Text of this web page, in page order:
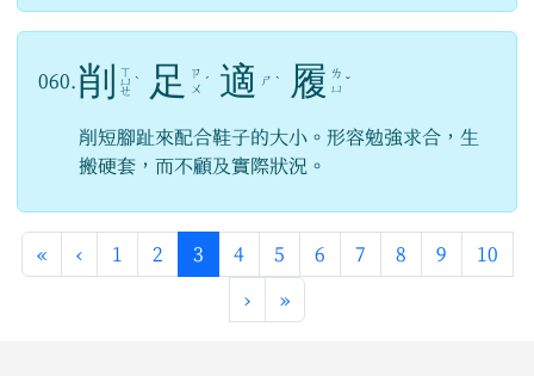
060. 削 ㄒ
ㄩ
ㄝ
ˋ 足
ㄗ
ㄨ ˊ 適 ㄕ ˋ 履 ㄌ
ㄩ ˇ
削短腳趾來配合鞋子的大小。形容勉強求合，生
搬硬套，而不顧及實際狀況。
«第一頁
‹上一頁
1 2 3(目前頁次)
4 5 6 7 8 9 10
›下一頁
»最後頁